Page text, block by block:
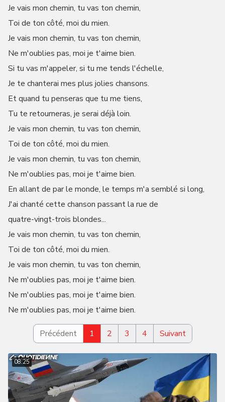
Je vais mon chemin, tu vas ton chemin,
Toi de ton côté, moi du mien.
Je vais mon chemin, tu vas ton chemin,
Ne m'oublies pas, moi je t'aime bien.
Si tu vas m'appeler, si tu me tends l'échelle,
Je te chanterai mes plus jolies chansons.
Et quand tu penseras que tu me tiens,
Tu te retourneras, je serai déjà loin.
Je vais mon chemin, tu vas ton chemin,
Toi de ton côté, moi du mien.
Je vais mon chemin, tu vas ton chemin,
Ne m'oublies pas, moi je t'aime bien.
En allant de par le monde, le temps m'a semblé si long,
J'ai chanté cette chanson passant la rue de
quatre-vingt-trois blondes...
Je vais mon chemin, tu vas ton chemin,
Toi de ton côté, moi du mien.
Je vais mon chemin, tu vas ton chemin,
Ne m'oublies pas, moi je t'aime bien.
Ne m'oublies pas, moi je t'aime bien.
Ne m'oublies pas, moi je t'aime bien.
Précédent 1 2 3 4 Suivant
08:25